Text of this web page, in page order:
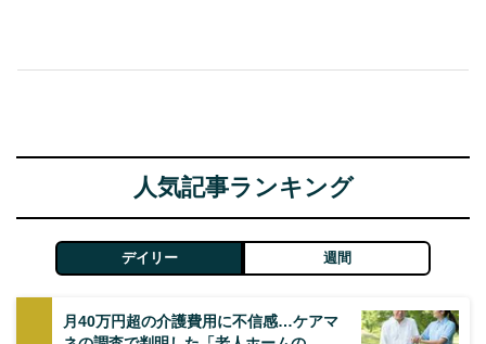
人気記事ランキング
デイリー 週間
月40万円超の介護費用に不信感…ケアマ